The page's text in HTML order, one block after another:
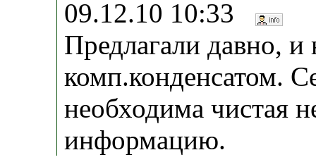
09.12.10 10:33
Предлагали давно, и
комп.конденсатом.
необходима чистая
информацию.